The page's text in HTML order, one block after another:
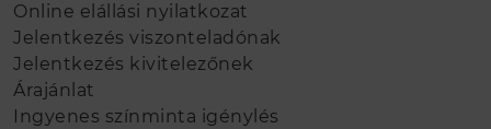
Online elállási nyilatkozat
Jelentkezés viszonteladónak
Jelentkezés kivitelezőnek
Árajánlat
Ingyenes színminta igénylés